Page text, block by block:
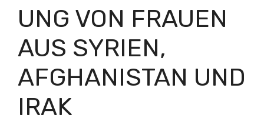
UNG VON FRAUEN
AUS SYRIEN,
AFGHANISTAN UND
IRAK